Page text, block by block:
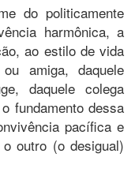
do politicamente
harmônica, a
ao estilo de vida
amiga, daquele
daquele colega
fundamento dessa
pacífica e
outro (o desigual)